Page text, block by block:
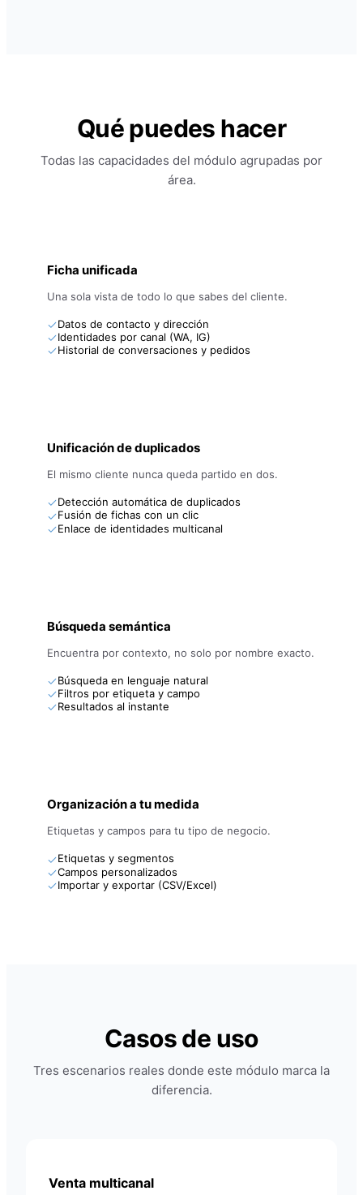
Qué puedes hacer
Todas las capacidades del módulo agrupadas por
área.
Ficha unificada
Una sola vista de todo lo que sabes del cliente.
Datos de contacto y dirección
Identidades por canal (WA, IG)
Historial de conversaciones y pedidos
Unificación de duplicados
El mismo cliente nunca queda partido en dos.
Detección automática de duplicados
Fusión de fichas con un clic
Enlace de identidades multicanal
Búsqueda semántica
Encuentra por contexto, no solo por nombre exacto.
Búsqueda en lenguaje natural
Filtros por etiqueta y campo
Resultados al instante
Organización a tu medida
Etiquetas y campos para tu tipo de negocio.
Etiquetas y segmentos
Campos personalizados
Importar y exportar (CSV/Excel)
Casos de uso
Tres escenarios reales donde este módulo marca la
diferencia.
Venta multicanal